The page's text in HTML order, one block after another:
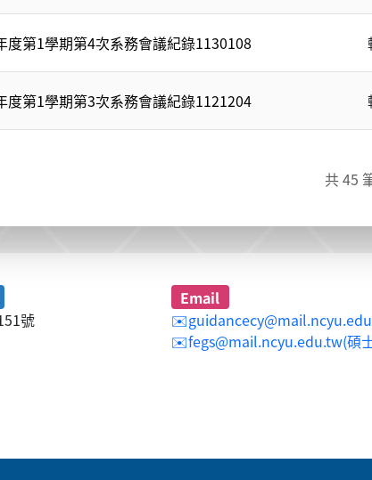
度第1學期第4次系務會議紀錄1130108
度第1學期第3次系務會議紀錄1121204
共45
號
Email
✉️fegs@mail.ncyu.edu.tw(碩